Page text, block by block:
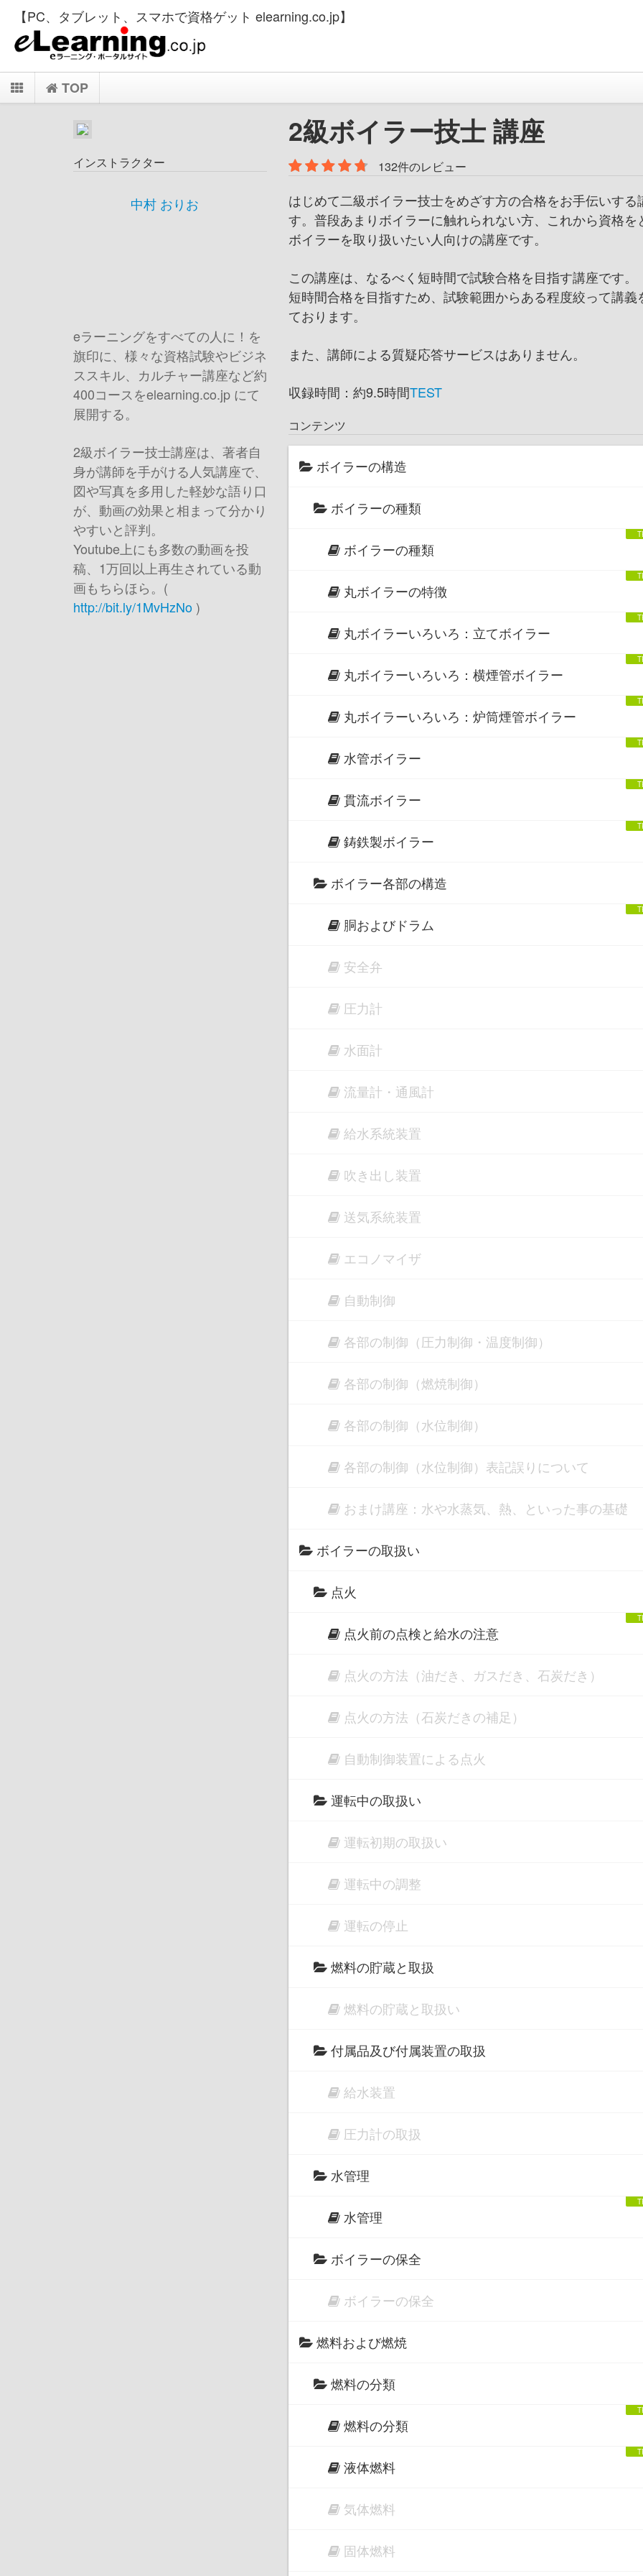
【PC、タブレット、スマホで資格ゲット elearning.co.jp】
TOP
インストラクター
中村 おりお
eラーニングをすべての人に！を
旗印に、様々な資格試験やビジネ
ススキル、カルチャー講座など約
400コースをelearning.co.jp にて
展開する。
2級ボイラー技士講座は、著者自
身が講師を手がける人気講座で、
図や写真を多用した軽妙な語り口
が、動画の効果と相まって分かり
やすいと評判。
Youtube上にも多数の動画を投
稿、1万回以上再生されている動
画もちらほら。(
http://bit.ly/1MvHzNo )
2級ボイラー技士 講座
132件のレビュー
はじめて二級ボイラー技士をめざす方の合格をお手伝いする
す。普段あまりボイラーに触れられない方、これから資格を
ボイラーを取り扱いたい人向けの講座です。
この講座は、なるべく短時間で試験合格を目指す講座です。
短時間合格を目指すため、試験範囲からある程度絞って講義
ております。
また、講師による質疑応答サービスはありません。
収録時間：約9.5時間TEST
コンテンツ
ボイラーの構造
ボイラーの種類
ボイラーの種類
丸ボイラーの特徴
丸ボイラーいろいろ：立てボイラー
丸ボイラーいろいろ：横煙管ボイラー
丸ボイラーいろいろ：炉筒煙管ボイラー
水管ボイラー
貫流ボイラー
鋳鉄製ボイラー
ボイラー各部の構造
胴およびドラム
安全弁
圧力計
水面計
流量計・通風計
給水系統装置
吹き出し装置
送気系統装置
エコノマイザ
自動制御
各部の制御（圧力制御・温度制御）
各部の制御（燃焼制御）
各部の制御（水位制御）
各部の制御（水位制御）表記誤りについて
おまけ講座：水や水蒸気、熱、といった事の基礎
ボイラーの取扱い
点火
点火前の点検と給水の注意
点火の方法（油だき、ガスだき、石炭だき）
点火の方法（石炭だきの補足）
自動制御装置による点火
運転中の取扱い
運転初期の取扱い
運転中の調整
運転の停止
燃料の貯蔵と取扱
燃料の貯蔵と取扱い
付属品及び付属装置の取扱
給水装置
圧力計の取扱
水管理
水管理
ボイラーの保全
ボイラーの保全
燃料および燃焼
燃料の分類
燃料の分類
液体燃料
気体燃料
固体燃料